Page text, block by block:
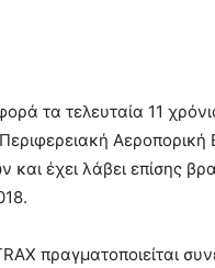
τα τελευταία 11
Αεροπορική
έχει λάβει επίσης
πραγματοποιείται